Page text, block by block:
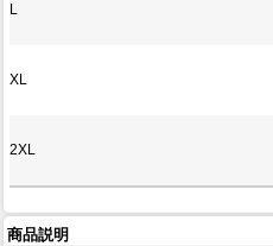
L
XL
2XL
商品説明